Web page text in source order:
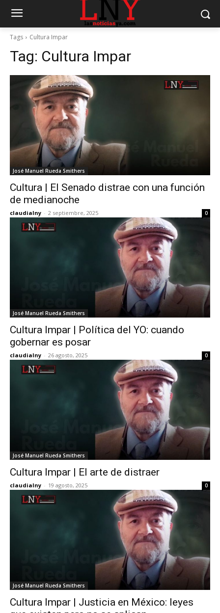
Tags Cultura Impar
Tag: Cultura Impar
José Manuel Rueda Smithers
Cultura | El Senado distrae con una función
de medianoche
claudialny - 2 septiembre, 2025 0
José Manuel Rueda Smithers
Cultura Impar | Política del YO: cuando
gobernar es posar
claudialny - 26 agosto, 2025 0
José Manuel Rueda Smithers
Cultura Impar | El arte de distraer
claudialny - 19 agosto, 2025 0
José Manuel Rueda Smithers
Cultura Impar | Justicia en México: leyes